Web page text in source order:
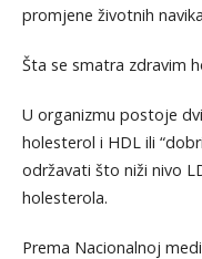
promjene životnih
Šta se smatra zdravim
U organizmu postoje
holesterol i HDL ili
održavati što niži nivo
holesterola.
Prema Nacionalnoj